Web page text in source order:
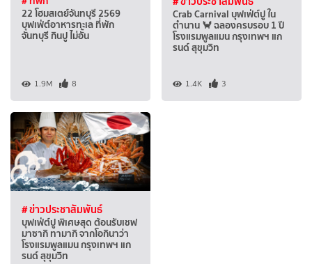
22 โฮมสเตย์จันทบุรี 2569
บุฟเฟ่ต์อาหารทะเล ที่พัก
จันทบุรี กินปู ไม่อั้น
1.9M 8
Crab Carnival บุฟเฟ่ต์ปู ใน
ตำนาน 🦀 ฉลองครบรอบ 1 ปี
โรงแรมพูลแมน กรุงเทพฯ แก
รนด์ สุขุมวิท
1.4K 3
# ข่าวประชาสัมพันธ์
บุฟเฟ่ต์ปู พิเศษสุด ต้อนรับเชฟ
มาซากิ ทามากิ จากโอกินาว่า
โรงแรมพูลแมน กรุงเทพฯ แก
รนด์ สุขุมวิท